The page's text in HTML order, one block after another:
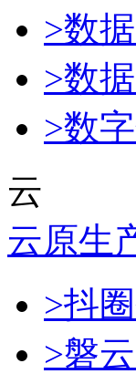
>数
>数
>数
云
云原生
>抖
>磐